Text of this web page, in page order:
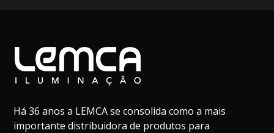
Há 36 anos a LEMCA se consolida como a mais
importante distribuidora de produtos para